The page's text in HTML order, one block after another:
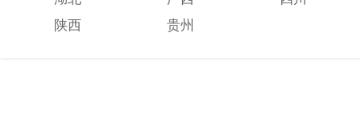
陕西
贵州